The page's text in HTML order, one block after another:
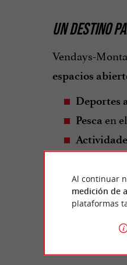
UN DESTINO
Vendays-
espacios
Deportes
Pesca en
Al continuar
medición de
plataformas